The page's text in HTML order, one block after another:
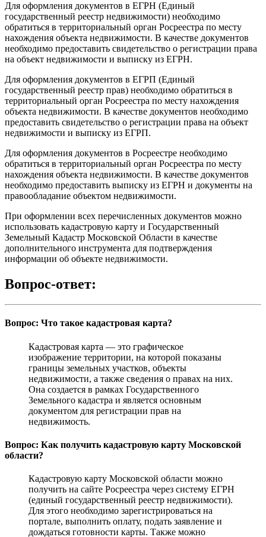
Для оформления документов в ЕГРН (Единый
государственный реестр недвижимости) необходимо
обратиться в территориальный орган Росреестра по месту
нахождения объекта недвижимости. В качестве документов
необходимо предоставить свидетельство о регистрации права
на объект недвижимости и выписку из ЕГРН.
Для оформления документов в ЕГРП (Единый
государственный реестр прав) необходимо обратиться в
территориальный орган Росреестра по месту нахождения
объекта недвижимости. В качестве документов необходимо
предоставить свидетельство о регистрации права на объект
недвижимости и выписку из ЕГРП.
Для оформления документов в Росреестре необходимо
обратиться в территориальный орган Росреестра по месту
нахождения объекта недвижимости. В качестве документов
необходимо предоставить выписку из ЕГРН и документы на
правообладание объектом недвижимости.
При оформлении всех перечисленных документов можно
использовать кадастровую карту и Государственный
Земельный Кадастр Московской Области в качестве
дополнительного инструмента для подтверждения
информации об объекте недвижимости.
Вопрос-ответ:
Вопрос: Что такое кадастровая карта?
Кадастровая карта — это графическое
изображение территории, на которой показаны
границы земельных участков, объекты
недвижимости, а также сведения о правах на них.
Она создается в рамках Государственного
Земельного кадастра и является основным
документом для регистрации прав на
недвижимость.
Вопрос: Как получить кадастровую карту Московской
области?
Кадастровую карту Московской области можно
получить на сайте Росреестра через систему ЕГРН
(единый государственный реестр недвижимости).
Для этого необходимо зарегистрироваться на
портале, выполнить оплату, подать заявление и
дождаться готовности карты. Также можно